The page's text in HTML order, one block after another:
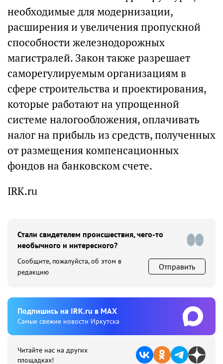
необходимые для модернизации,
расширения и увеличения пропускной
способности железнодорожных
магистралей. Закон также разрешает
саморегулируемым организациям в
сфере строительства и проектирования,
которые работают на упрощенной
системе налогообложения, оплачивать
налог на прибыль из средств, полученных
от размещения компенсационных
фондов на банковском счете.
IRK.ru
Стали свидетелем происшествия, чего-то
необычного и интересного?
Сообщите, пожалуйста, об этом в
редакцию
Отправить
Подпишиcь на IRK.ru в MAX
Cамые свежие новости Иркутска
Читайте нас на других
площадках!